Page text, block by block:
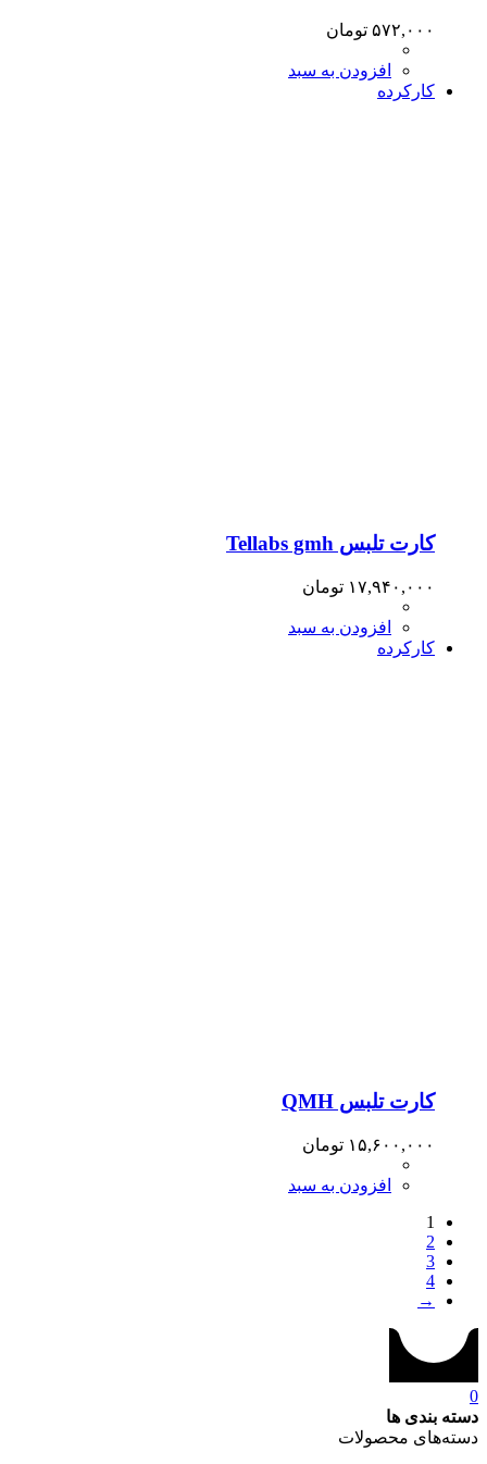
۵۷۲,۰۰۰ تومان
افزودن به سبد
کارکرده
کارت تلبس Tellabs gmh
۱۷,۹۴۰,۰۰۰ تومان
افزودن به سبد
کارکرده
کارت تلبس QMH
۱۵,۶۰۰,۰۰۰ تومان
افزودن به سبد
1
2
3
4
→
0
دسته بندی ها
دسته‌های محصولات